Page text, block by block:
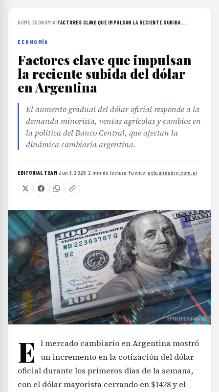
HOME›ECONOMÍA›FACTORES CLAVE QUE IMPULSAN LA RECIENTE SUBIDA ...
ECONOMÍA
Factores clave que impulsan
la reciente subida del dólar
en Argentina
El aumento gradual del dólar oficial responde a la
demanda minorista, ventas agrícolas y cambios en
la política del Banco Central, que afectan la
dinámica cambiaria argentina.
EDITORIAL TEAM·Jun 3, 2026 ·2 min de lectura ·Fuente:actualidadrn.com.ar
E l mercado cambiario en Argentina mostró
un incremento en la cotización del dólar
oficial durante los primeros días de la semana,
con el dólar mayorista cerrando en $1428 y el